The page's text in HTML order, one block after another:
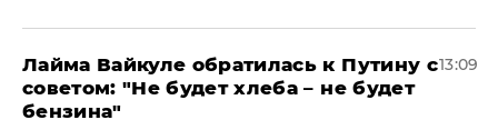
Лайма Вайкуле обратилась к Путину с
советом: "Не будет хлеба – не будет
бензина"
13:09